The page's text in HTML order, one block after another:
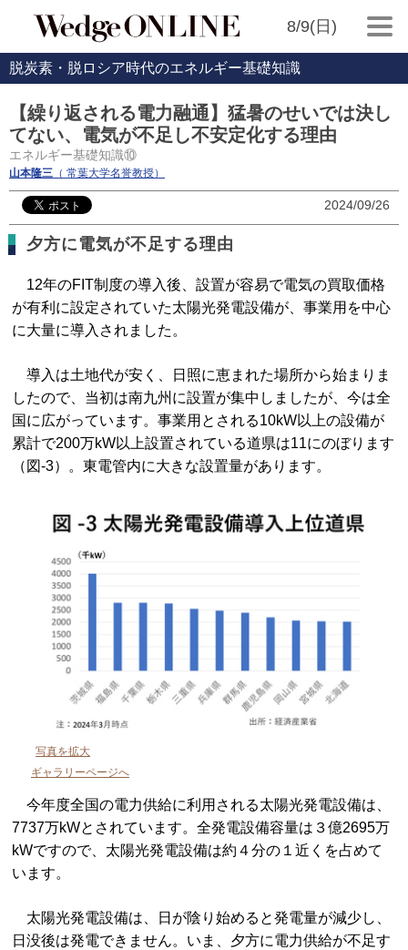
8/9(日)
脱炭素・脱ロシア時代のエネルギー基礎知識
【繰り返される電力融通】猛暑のせいでは決し
てない、電気が不足し不安定化する理由
エネルギー基礎知識⑩
山本隆三 （ 常葉大学名誉教授）
2024/09/26
夕方に電気が不足する理由
12年のFIT制度の導入後、設置が容易で電気の買取価格
が有利に設定されていた太陽光発電設備が、事業用を中心
に大量に導入されました。
導入は土地代が安く、日照に恵まれた場所から始まりま
したので、当初は南九州に設置が集中しましたが、今は全
国に広がっています。事業用とされる10kW以上の設備が
累計で200万kW以上設置されている道県は11にのぼります
（図-3）。東電管内に大きな設置量があります。
写真を拡大
ギャラリーページへ
今年度全国の電力供給に利用される太陽光発電設備は、
7737万kWとされています。全発電設備容量は３億2695万
kWですので、太陽光発電設備は約４分の１近くを占めて
います。
太陽光発電設備は、日が陰り始めると発電量が減少し、
日没後は発電できません。いま、夕方に電力供給が不足す